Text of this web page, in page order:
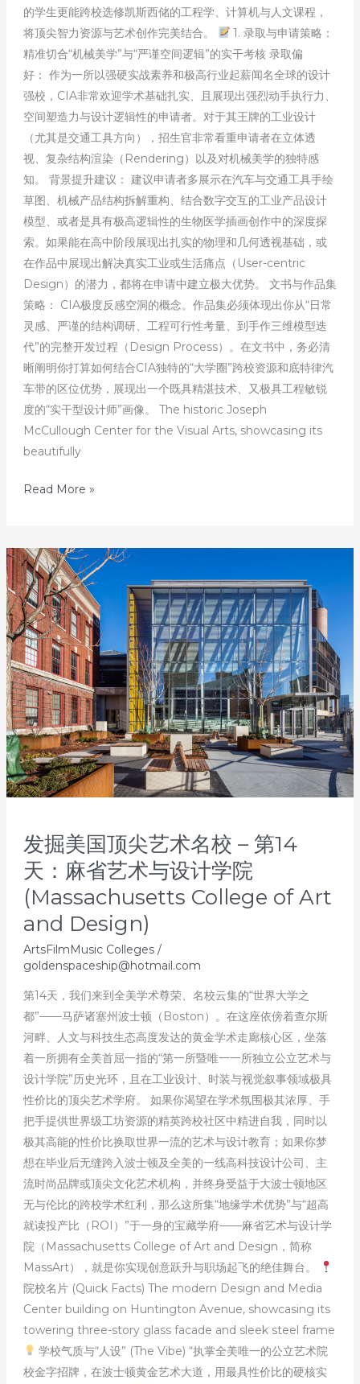
的学生更能跨校选修凯斯西储的工程学、计算机与人文课程，
将顶尖智力资源与艺术创作完美结合。
1. 录取与申请策略：
精准切合“机械美学”与“严谨空间逻辑”的实干考核 录取偏
好： 作为一所以强硬实战素养和极高行业起薪闻名全球的设计
强校，CIA非常欢迎学术基础扎实、且展现出强烈动手执行力、
空间塑造力与设计逻辑性的申请者。对于其王牌的工业设计
（尤其是交通工具方向），招生官非常看重申请者在立体透
视、复杂结构渲染（Rendering）以及对机械美学的独特感
知。 背景提升建议： 建议申请者多展示在汽车与交通工具手绘
草图、机械产品结构拆解重构、结合数字交互的工业产品设计
模型、或者是具有极高逻辑性的生物医学插画创作中的深度探
索。如果能在高中阶段展现出扎实的物理和几何透视基础，或
在作品中展现出解决真实工业或生活痛点（User-centric
Design）的潜力，都将在申请中建立极大优势。 文书与作品集
策略： CIA极度反感空洞的概念。作品集必须体现出你从“日常
灵感、严谨的结构调研、工程可行性考量、到手作三维模型迭
代”的完整开发过程（Design Process）。在文书中，务必清
晰阐明你打算如何结合CIA独特的“大学圈”跨校资源和底特律汽
车带的区位优势，展现出一个既具精湛技术、又极具工程敏锐
度的“实干型设计师”画像。 The historic Joseph
McCullough Center for the Visual Arts, showcasing its
beautifully
发
国
顶
尖
艺
术
名
校
–
第
15
天：
克
利
兰
艺
术
学
院
(Cleveland
Institute
of
Art)
Read More »
发掘美国顶尖艺术名校 – 第14
天：麻省艺术与设计学院
(Massachusetts College of Art
and Design)
ArtsFilmMusic Colleges/
goldenspaceship@hotmail.com
第14天，我们来到全美学术尊荣、名校云集的“世界大学之
都”——马萨诸塞州波士顿（Boston）。在这座依傍着查尔斯
河畔、人文与科技生态高度发达的黄金学术走廊核心区，坐落
着一所拥有全美首屈一指的“第一所暨唯一一所独立公立艺术与
设计学院”历史光环，且在工业设计、时装与视觉叙事领域极具
性价比的顶尖艺术学府。 如果你渴望在学术氛围极其浓厚、手
把手提供世界级工坊资源的精英跨校社区中精进自我，同时以
极其高能的性价比换取世界一流的艺术与设计教育；如果你梦
想在毕业后无缝跨入波士顿及全美的一线高科技设计公司、主
流时尚品牌或顶尖文化艺术机构，并终身受益于大波士顿地区
无与伦比的跨校学术红利，那么这所集“地缘学术优势”与“超高
就读投产比（ROI）”于一身的宝藏学府——麻省艺术与设计学
院（Massachusetts College of Art and Design，简称
MassArt），就是你实现创意跃升与职场起飞的绝佳舞台。
院校名片 (Quick Facts) The modern Design and Media
Center building on Huntington Avenue, showcasing its
towering three-story glass facade and sleek steel frame
学校气质与“人设” (The Vibe) “执掌全美唯一的公立艺术院
校金字招牌，在波士顿黄金艺术大道，用最具性价比的硬核实